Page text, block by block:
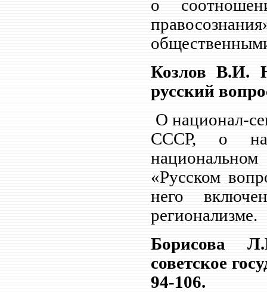
о
Козлов В.И.
русский
О национал-
СССР, о
«Русском
него
регионализме.
Борисова
советское
94-106.